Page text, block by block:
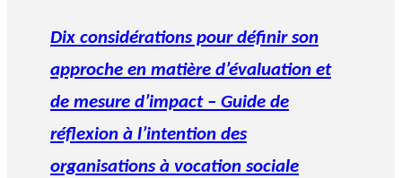
Dix considérations pour définir son
approche en matière d’évaluation et
de mesure d’impact – Guide de
réflexion à l’intention des
organisations à vocation sociale